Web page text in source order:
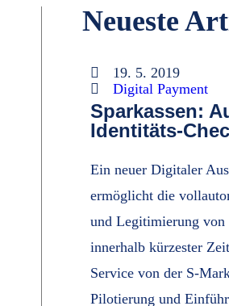
Neueste
19. 5. 2019
Digital Payment
Sparkassen:
Identitäts-
Ein neuer Digitaler
ermöglicht die
und Legitimierung von
innerhalb kürzester
Service von der S-
Pilotierung und